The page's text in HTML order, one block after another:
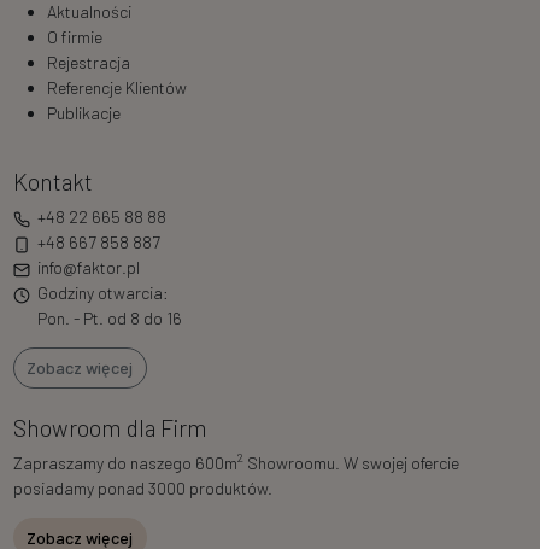
Aktualności
O firmie
Rejestracja
Referencje Klientów
Publikacje
Kontakt
+48 22 665 88 88
+48 667 858 887
info@faktor.pl
Godziny otwarcia:
Pon. - Pt. od 8 do 16
Zobacz więcej
Showroom dla Firm
Zapraszamy do naszego 600m2 Showroomu. W swojej ofercie
posiadamy ponad 3000 produktów.
Zobacz więcej